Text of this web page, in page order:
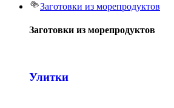
Заготовки из морепродуктов
Заготовки из морепродуктов
Улитки